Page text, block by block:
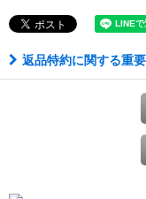
返品特約に関する重